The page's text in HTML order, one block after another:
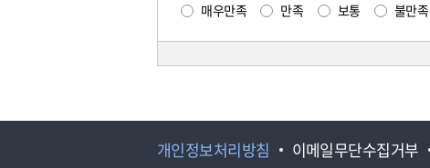
매우만족 만족 보통 불만족
개인정보처리방침 이메일무단수집거부